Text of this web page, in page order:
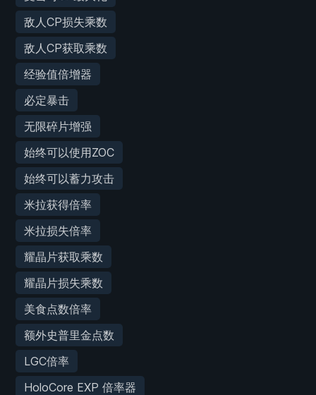
敌人CP损失乘数
敌人CP获取乘数
经验值倍增器
必定暴击
无限碎片增强
始终可以使用ZOC
始终可以蓄力攻击
米拉获得倍率
米拉损失倍率
耀晶片获取乘数
耀晶片损失乘数
美食点数倍率
额外史普里金点数
LGC倍率
HoloCore EXP 倍率器